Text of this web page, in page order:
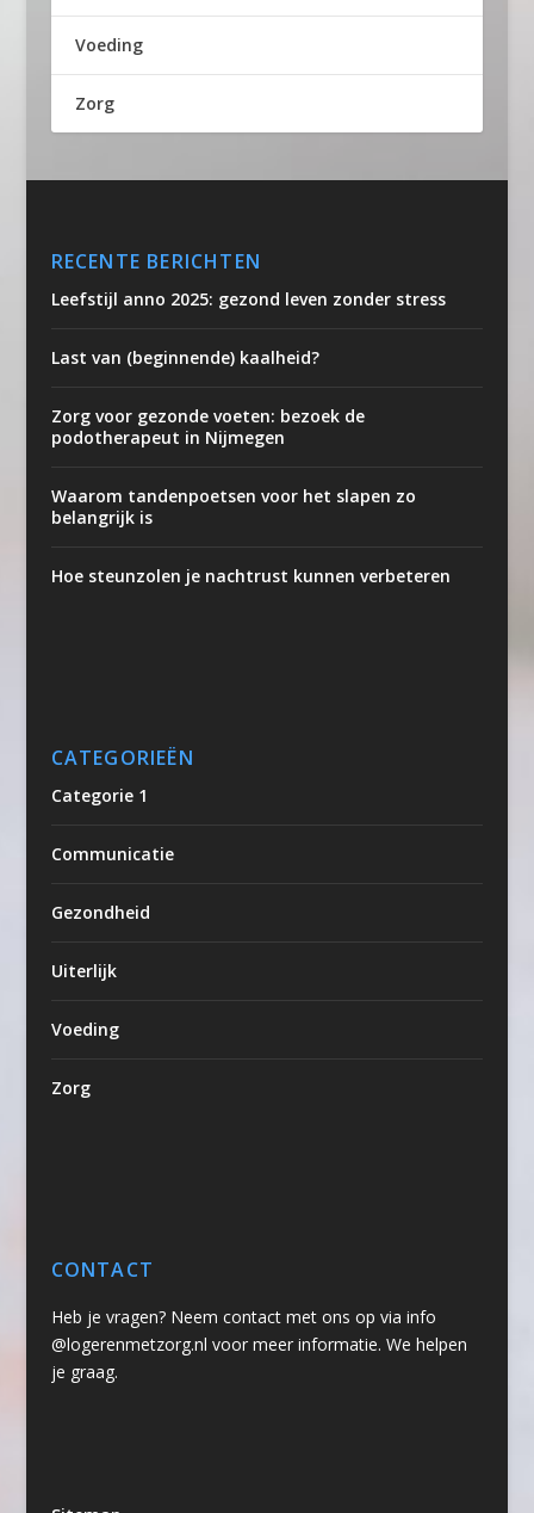
Voeding
Zorg
RECENTE BERICHTEN
Leefstijl anno 2025: gezond leven zonder stress
Last van (beginnende) kaalheid?
Zorg voor gezonde voeten: bezoek de
podotherapeut in Nijmegen
Waarom tandenpoetsen voor het slapen zo
belangrijk is
Hoe steunzolen je nachtrust kunnen verbeteren
CATEGORIEËN
Categorie 1
Communicatie
Gezondheid
Uiterlijk
Voeding
Zorg
CONTACT
Heb je vragen? Neem contact met ons op via info
@logerenmetzorg.nl voor meer informatie. We helpen
je graag.